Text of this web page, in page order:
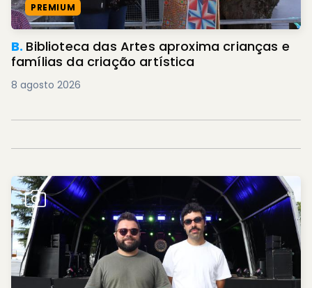
PREMIUM
B. Biblioteca das Artes aproxima crianças e
famílias da criação artística
8 agosto 2026